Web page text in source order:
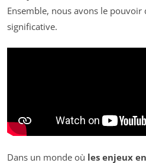
Ensemble, nous avons le
significative.
Dans un monde où les enjeux